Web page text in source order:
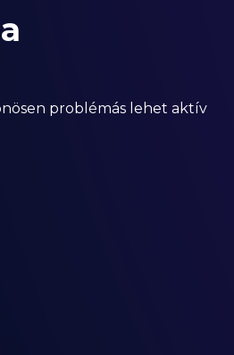
problémás lehet aktív